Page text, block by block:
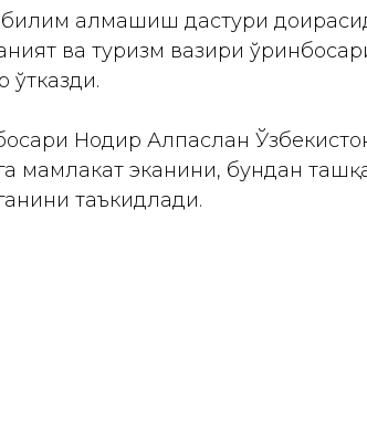
алмашиш дастури
ва туризм вазири
ўтказди.
Нодир Алпаслан
мамлакат эканини, бундан
таъкидлади.